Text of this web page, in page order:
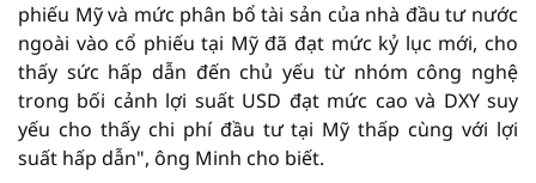
phiếu Mỹ và mức phân bổ tài sản của nhà đầu tư nước
ngoài vào cổ phiếu tại Mỹ đã đạt mức kỷ lục mới, cho
thấy sức hấp dẫn đến chủ yếu từ nhóm công nghệ
trong bối cảnh lợi suất USD đạt mức cao và DXY suy
yếu cho thấy chi phí đầu tư tại Mỹ thấp cùng với lợi
suất hấp dẫn", ông Minh cho biết.